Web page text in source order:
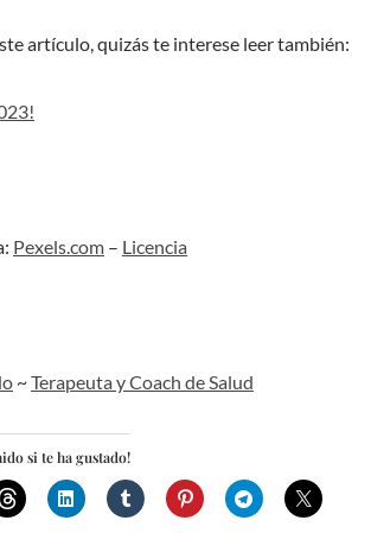
artículo, quizás te interese leer también:
Pexels.com – Licencia
~Terapeuta y Coach de Salud
si te ha gustado!